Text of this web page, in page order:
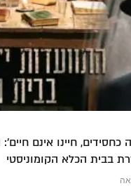
חיינו אינם
בבית הכלא הקומוניסטי